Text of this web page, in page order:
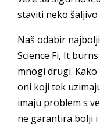
staviti neko
Naš odabir
Science Fi, It
mnogi drugi.
oni koji tek
imaju problem s
ne garantira bolji